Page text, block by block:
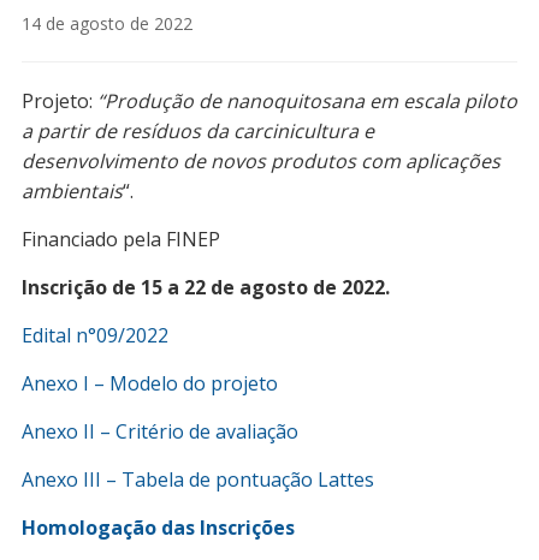
14 de agosto de 2022
Projeto: “Produção de nanoquitosana em escala piloto
a partir de resíduos da carcinicultura e
desenvolvimento de novos produtos com aplicações
ambientais“.
Financiado pela FINEP
Inscrição de 15 a 22 de agosto de 2022.
Edital n°09/2022
Anexo I – Modelo do projeto
Anexo II – Critério de avaliação
Anexo III – Tabela de pontuação Lattes
Homologação das Inscrições